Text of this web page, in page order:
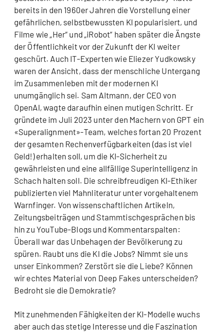
bereits in den 1960er Jahren die Vorstellung einer
gefährlichen, selbstbewussten KI popularisiert, und
Filme wie „Her“ und „iRobot“ haben später die Ängste
der Öffentlichkeit vor der Zukunft der KI weiter
geschürt. Auch IT-Experten wie Eliezer Yudkowsky
waren der Ansicht, dass der menschliche Untergang
im Zusammenleben mit der modernen KI
unumgänglich sei. Sam Altmann, der CEO von
OpenAI, wagte daraufhin einen mutigen Schritt. Er
gründete im Juli 2023 unter den Machern von GPT ein
«Superalignment»-Team, welches fortan 20 Prozent
der gesamten Rechenverfügbarkeiten (das ist viel
Geld!) erhalten soll, um die KI-Sicherheit zu
gewährleisten und eine allfällige Superintelligenz in
Schach halten soll. Die schreibfreudigen KI-Ethiker
publizierten viel Mahnliteratur unter vorgehaltenem
Warnfinger. Von wissenschaftlichen Artikeln,
Zeitungsbeiträgen und Stammtischgesprächen bis
hin zu YouTube-Blogs und Kommentarspalten:
Überall war das Unbehagen der Bevölkerung zu
spüren. Raubt uns die KI die Jobs? Nimmt sie uns
unser Einkommen? Zerstört sie die Liebe? Können
wir echtes Material von Deep Fakes unterscheiden?
Bedroht sie die Demokratie?
Mit zunehmenden Fähigkeiten der KI-Modelle wuchs
aber auch das stetige Interesse und die Faszination